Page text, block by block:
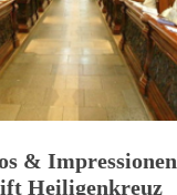
& Impressionen
Heiligenkreuz